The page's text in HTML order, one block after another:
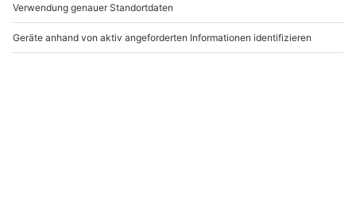
1 Person
89,90 CHF 109,90 CHF